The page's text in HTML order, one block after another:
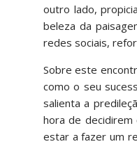
outro lado,
beleza da
redes sociais,
Sobre este
como o seu
salienta a
hora de
estar a fazer um